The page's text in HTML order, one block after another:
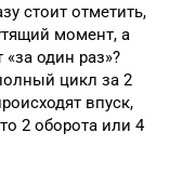
стоит отметить,
момент, а
один раз»?
цикл за 2
впуск,
2 оборота или 4